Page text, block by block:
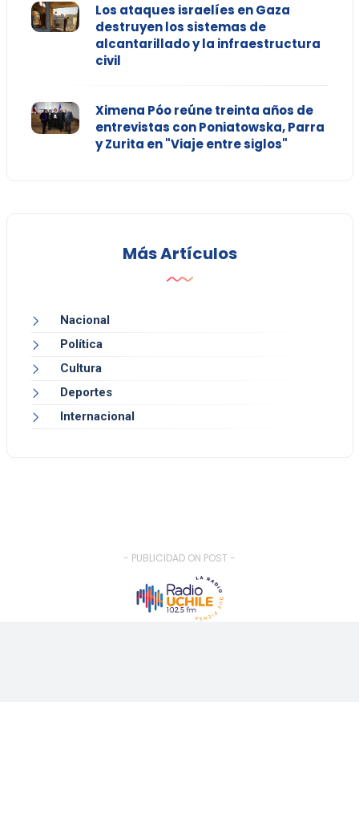
Los ataques israelíes en Gaza
destruyen los sistemas de
alcantarillado y la infraestructura
civil
Ximena Póo reúne treinta años de
entrevistas con Poniatowska, Parra
y Zurita en "Viaje entre siglos"
Más Artículos
Nacional
Política
Cultura
Deportes
Internacional
- PUBLICIDAD ON POST -